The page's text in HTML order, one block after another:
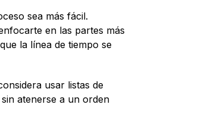
sea más fácil.
en las partes más
la línea de tiempo se
usar listas de
atenerse a un orden